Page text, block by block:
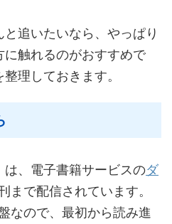
追いたいなら、やっぱり
触れるのがおすすめで
理しておきます。
、電子書籍サービスのダ
まで配信されています。
なので、最初から読み進